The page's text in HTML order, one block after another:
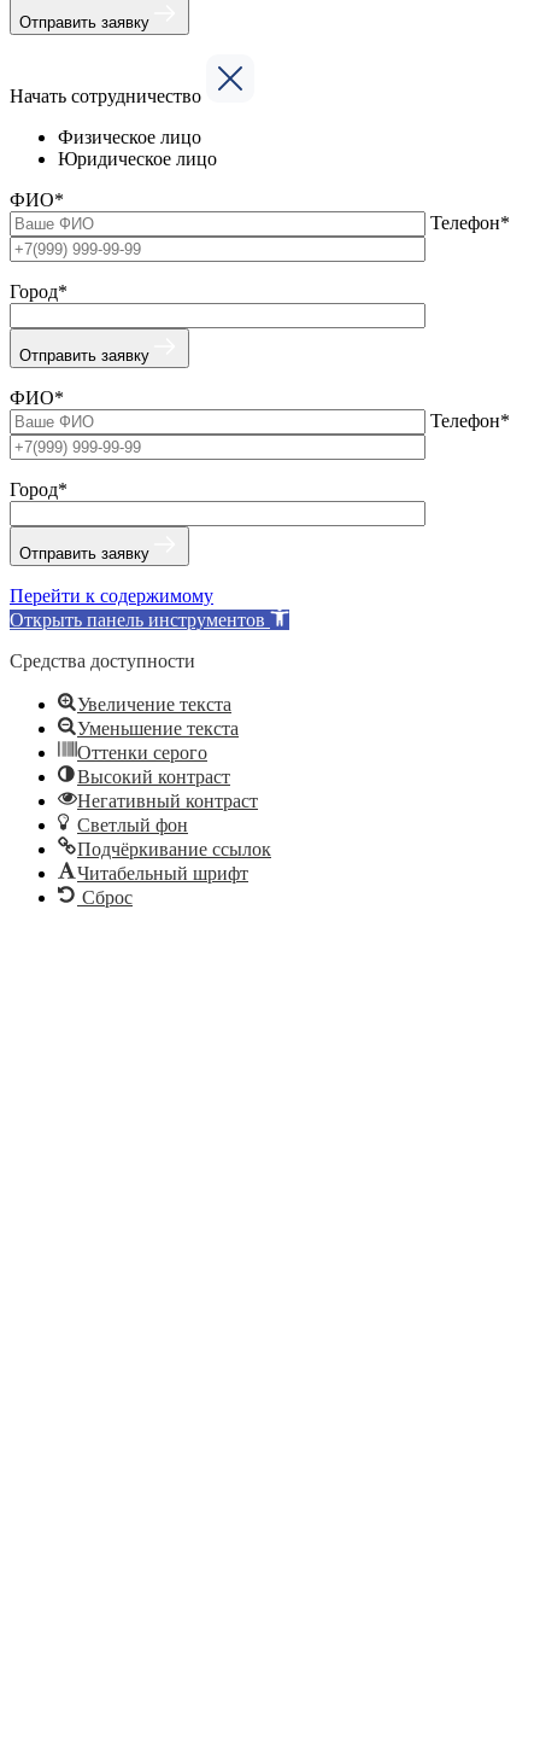
Отправить заявку
Начать сотрудничество
Физическое лицо
Юридическое лицо
ФИО*
Телефон*
Город*
Отправить заявку
ФИО*
Телефон*
Город*
Отправить заявку
Перейти к содержимому
Открыть панель инструментов
Средства доступности
Увеличение текста
Уменьшение текста
Оттенки серого
Высокий контраст
Негативный контраст
Светлый фон
Подчёркивание ссылок
Читабельный шрифт
Сброс